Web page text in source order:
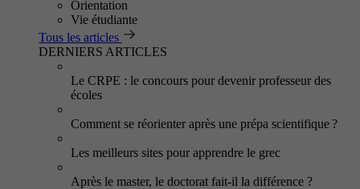
Orientation
Vie étudiante
Tous les articles
DERNIERS ARTICLES
Le CRPE : le concours pour devenir professeur des
écoles
Comment se réorienter après une prépa scientifique ?
Les meilleurs sites pour apprendre le grec
Après le master, le doctorat fait-il la différence ?